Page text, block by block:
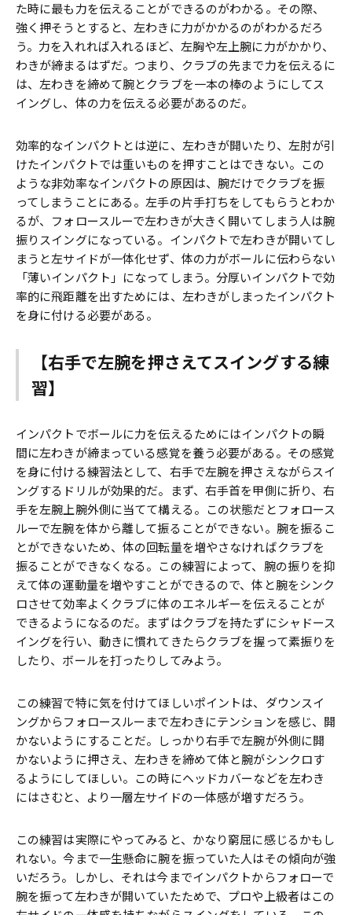
た時に最も力を伝えることができるのがわかる。その際、
強く押そうとすると、左わきに力がかかるのがわかるだろ
う。力を入れれば入れるほど、左胸や左上腕に力がかかり、
わきが締まるはずだ。つまり、クラブの先まで力を伝えるに
は、左わきを締めて腕とクラブを一本の棒のようにしてス
イングし、体の力を伝える必要があるのだ。
効率的なインパクトとは逆に、左わきが開いたり、左肘が引
けたインパクトでは重いものを押すことはできない。この
ような非効率なインパクトの原因は、腕だけでクラブを振
ってしまうことにある。左手の片手打ちをしてもらうとわか
るが、フォロースルーで左わきが大きく開いてしまう人は腕
振りスイングになっている。インパクトで左わきが開いてし
まうと左サイドが一体化せず、体の力がボールに伝わらない
「薄いインパクト」になってしまう。分厚いインパクトで効
率的に飛距離を出すためには、左わきがしまったインパクト
を身に付ける必要がある。
【右手で左腕を押さえてスイングする練
習】
インパクトでボールに力を伝えるためにはインパクトの瞬
間に左わきが締まっている感覚を養う必要がある。その感覚
を身に付ける練習法として、右手で左腕を押さえながらスイ
ングするドリルが効果的だ。まず、右手首を甲側に折り、右
手を左腕上腕外側に当てて構える。この状態だとフォロース
ルーで左腕を体から離して振ることができない。腕を振るこ
とができないため、体の回転量を増やさなければクラブを
振ることができなくなる。この練習によって、腕の振りを抑
えて体の運動量を増やすことができるので、体と腕をシンク
ロさせて効率よくクラブに体のエネルギーを伝えることが
できるようになるのだ。まずはクラブを持たずにシャドース
イングを行い、動きに慣れてきたらクラブを握って素振りを
したり、ボールを打ったりしてみよう。
この練習で特に気を付けてほしいポイントは、ダウンスイ
ングからフォロースルーまで左わきにテンションを感じ、開
かないようにすることだ。しっかり右手で左腕が外側に開
かないように押さえ、左わきを締めて体と腕がシンクロす
るようにしてほしい。この時にヘッドカバーなどを左わき
にはさむと、より一層左サイドの一体感が増すだろう。
この練習は実際にやってみると、かなり窮屈に感じるかもし
れない。今まで一生懸命に腕を振っていた人はその傾向が強
いだろう。しかし、それは今までインパクトからフォローで
腕を振って左わきが開いていたためで、プロや上級者はこの